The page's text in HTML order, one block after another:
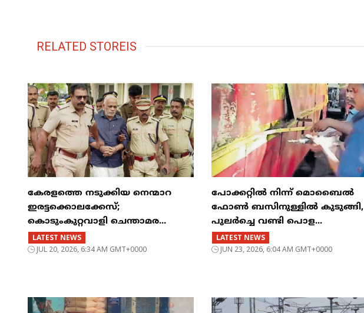
RELATED STOREIS
കേരളത്തെ നടുക്കിയ നെന്മാറ
ഇരട്ടക്കൊലക്കേസ്;
കൊടുംകുറ്റവാളി ചെന്താമര...
LATEST NEWS
JUL 20, 2026, 6:34 AM GMT+0000
പോക്കറ്റിൽ നിന്ന് മൊബൈൽ
ഫോൺ ബസിനുള്ളിൽ കുടുങ്ങി,
പുലർച്ചെ വണ്ടി പൊള...
LATEST NEWS
JUN 23, 2026, 6:04 AM GMT+0000